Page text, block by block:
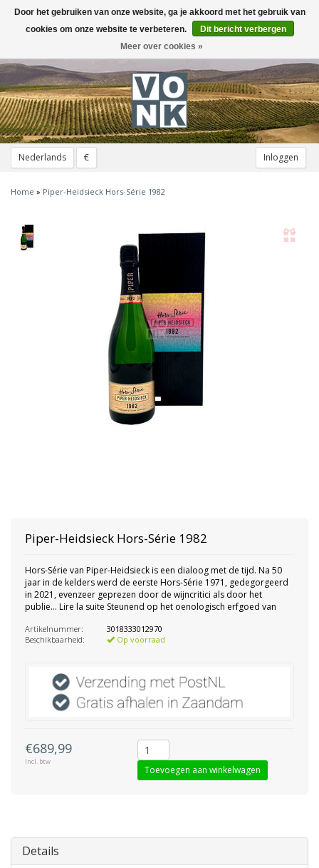
Nederlands € Inloggen
Toggle
navigation
Home » Piper-Heidsieck Hors-Série 1982
Piper-Heidsieck Hors-Série 1982
Hors-Série van Piper-Heidsieck is een dialoog met de tijd. Na 50
jaar in de kelders werd de eerste Hors-Série 1971, gedegorgeerd
in 2021, evenzeer geprezen door de wijncritici als door het
publie... Lire la suite Steunend op het oenologisch erfgoed van
Artikelnummer:
3018333012970
Beschikbaarheid:
Op voorraad
€689,99
Incl. btw
Toevoegen aan winkelwagen
Details
Door het gebruiken van onze website, ga je akkoord met het gebruik van
cookies om onze website te verbeteren.
Dit bericht verbergen
Meer over cookies »